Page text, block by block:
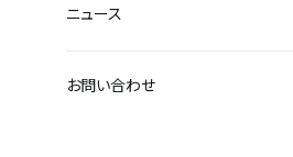
ニュース
お問い合わせ